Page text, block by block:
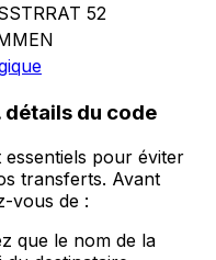
52
détails du code
pour éviter
transferts. Avant
vous de :
que le nom de la